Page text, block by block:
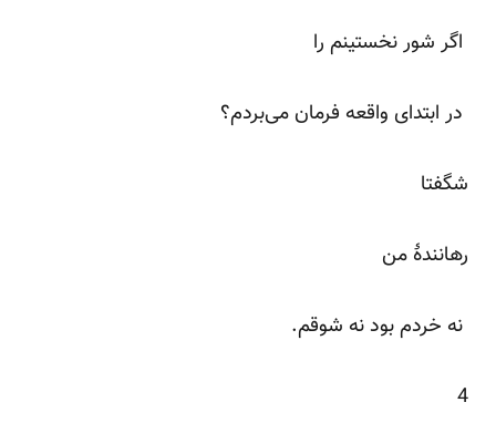
اگر شور نخستینم را
در ابتدای واقعه فرمان می‌بردم؟
شگفتا
رهانندۀ من
نه خردم بود نه شوقم.
4